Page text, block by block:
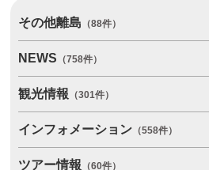
その他離島 （88件）
NEWS （758件）
観光情報 （301件）
インフォメーション （558件）
ツアー情報 （60件）